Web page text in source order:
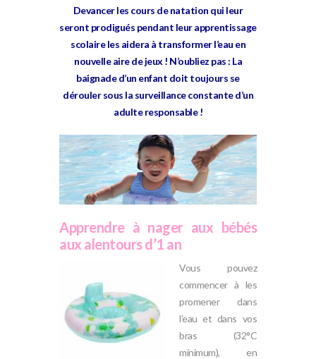
Devancer les cours de natation qui leur
seront prodigués pendant leur apprentissage
scolaire les aidera à transformer l’eau en
nouvelle aire de jeux ! N’oubliez pas : La
baignade d’un enfant doit toujours se
dérouler sous la surveillance constante d’un
adulte responsable !
Apprendre à nager aux bébés
aux alentours d’1 an
Vous pouvez
commencer à les
promener dans
l’eau et dans vos
bras (32°C
minimum), en